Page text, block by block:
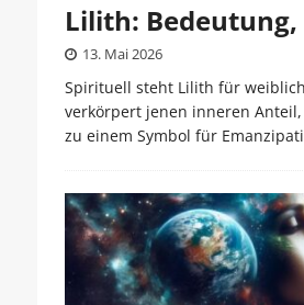
Lilith:
13. Mai 2026
Spirituell steht Lilith für
verkörpert jenen inneren
zu einem Symbol für